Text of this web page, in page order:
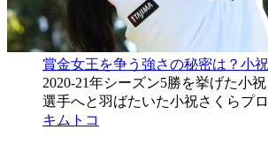
賞金女王を争う強さの秘密は？小
2020-21年シーズン5勝を挙げた小
選手へと羽ばたいた小祝さくらプ
キムトコ